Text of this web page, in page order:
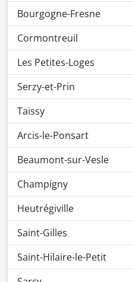
Bourgogne-Fresne
Cormontreuil
Les Petites-Loges
Serzy-et-Prin
Taissy
Arcis-le-Ponsart
Beaumont-sur-Vesle
Champigny
Heutrégiville
Saint-Gilles
Saint-Hilaire-le-Petit